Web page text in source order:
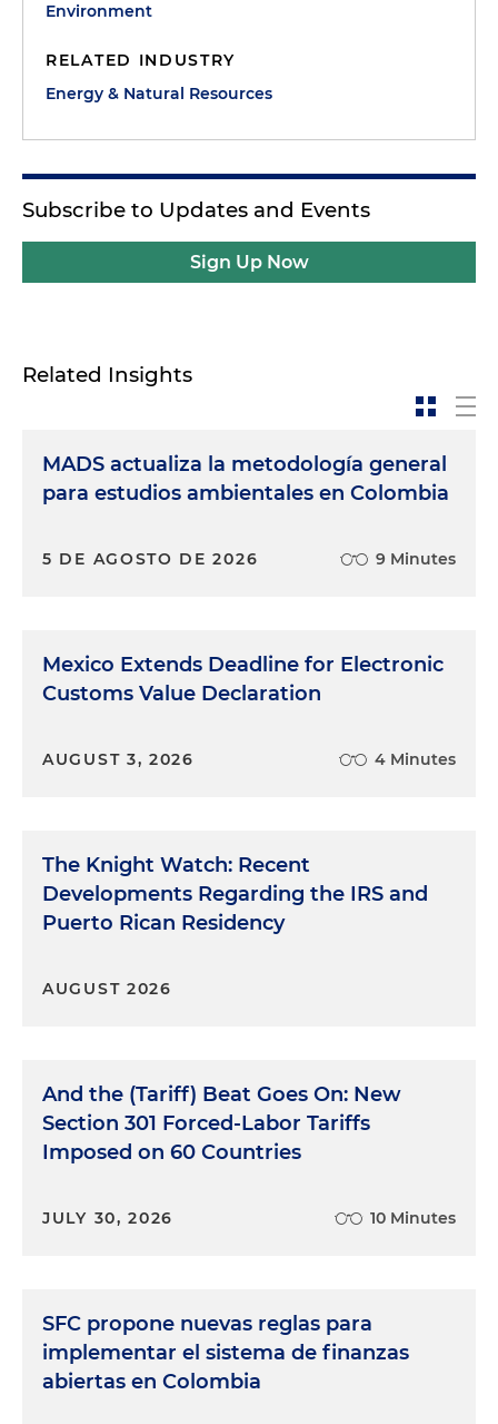
Environment
RELATED INDUSTRY
Energy & Natural Resources
Subscribe to Updates and Events
Sign Up Now
Related Insights
MADS actualiza la metodología general
para estudios ambientales en Colombia
5 DE AGOSTO DE 2026 9 Minutes
Mexico Extends Deadline for Electronic
Customs Value Declaration
AUGUST 3, 2026 4 Minutes
The Knight Watch: Recent
Developments Regarding the IRS and
Puerto Rican Residency
AUGUST 2026
And the (Tariff) Beat Goes On: New
Section 301 Forced-Labor Tariffs
Imposed on 60 Countries
JULY 30, 2026 10 Minutes
SFC propone nuevas reglas para
implementar el sistema de finanzas
abiertas en Colombia